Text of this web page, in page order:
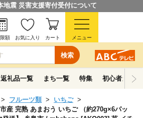
地震 災害支援寄付受付について
検索
限額 お気に入り カート メニュー
返礼品一覧 まち一覧 特集 初心者ガイド
フルーツ類
いちご
産 完熟 あまおう いちご （約270g×6パッ